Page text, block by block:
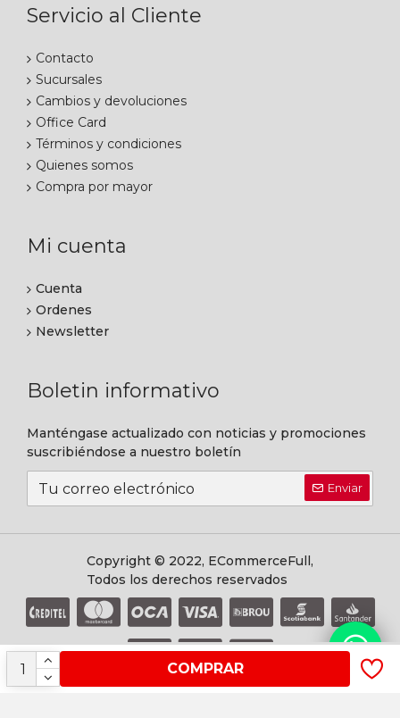
COMPRAR
Servicio al Cliente
Contacto
Sucursales
Cambios y devoluciones
Office Card
Términos y condiciones
Quienes somos
Compra por mayor
Mi cuenta
Cuenta
Ordenes
Newsletter
Boletin informativo
Manténgase actualizado con noticias y promociones
suscribiéndose a nuestro boletín
Enviar
Copyright © 2022, ECommerceFull,
Todos los derechos reservados